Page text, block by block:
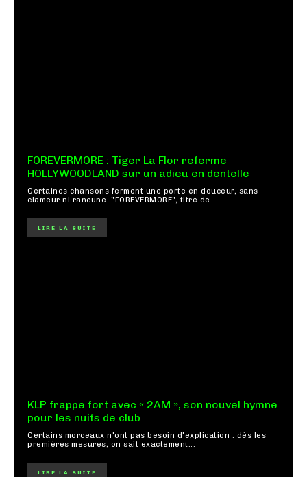
FOREVERMORE : Tiger La Flor referme
HOLLYWOODLAND sur un adieu en dentelle
Certaines chansons ferment une porte en douceur, sans
clameur ni rancune. "FOREVERMORE", titre de...
LIRE LA SUITE
KLP frappe fort avec « 2AM », son nouvel hymne
pour les nuits de club
Certains morceaux n'ont pas besoin d'explication : dès les
premières mesures, on sait exactement...
LIRE LA SUITE